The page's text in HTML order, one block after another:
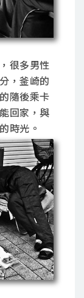
很多男性
，釜崎的
隨後乘卡
回家，與
時光。